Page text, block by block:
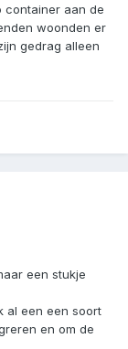
container aan de
woonden er
gedrag alleen
een stukje
al een een soort
en om de